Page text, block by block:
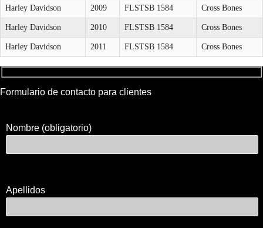
Harley Davidson 2009 FLSTSB 1584 Cross Bones
Harley Davidson 2010 FLSTSB 1584 Cross Bones
Harley Davidson 2011 FLSTSB 1584 Cross Bones
Formulario de contacto para clientes
Nombre (obligatorio)
Apellidos